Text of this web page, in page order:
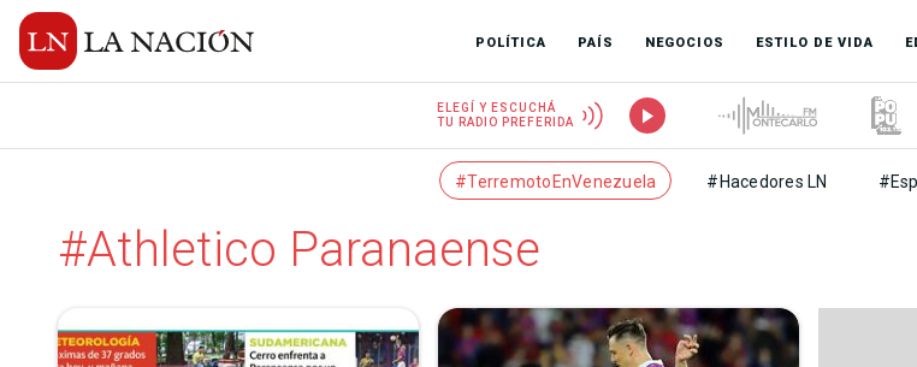
POLÍTICA PAÍS NEGOCIOS ESTILO DE VIDA
ELEGÍ Y ESCUCHÁ
TU RADIO PREFERIDA
#TerremotoEnVenezuela #Hacedores LN
#Athletico Paranaense